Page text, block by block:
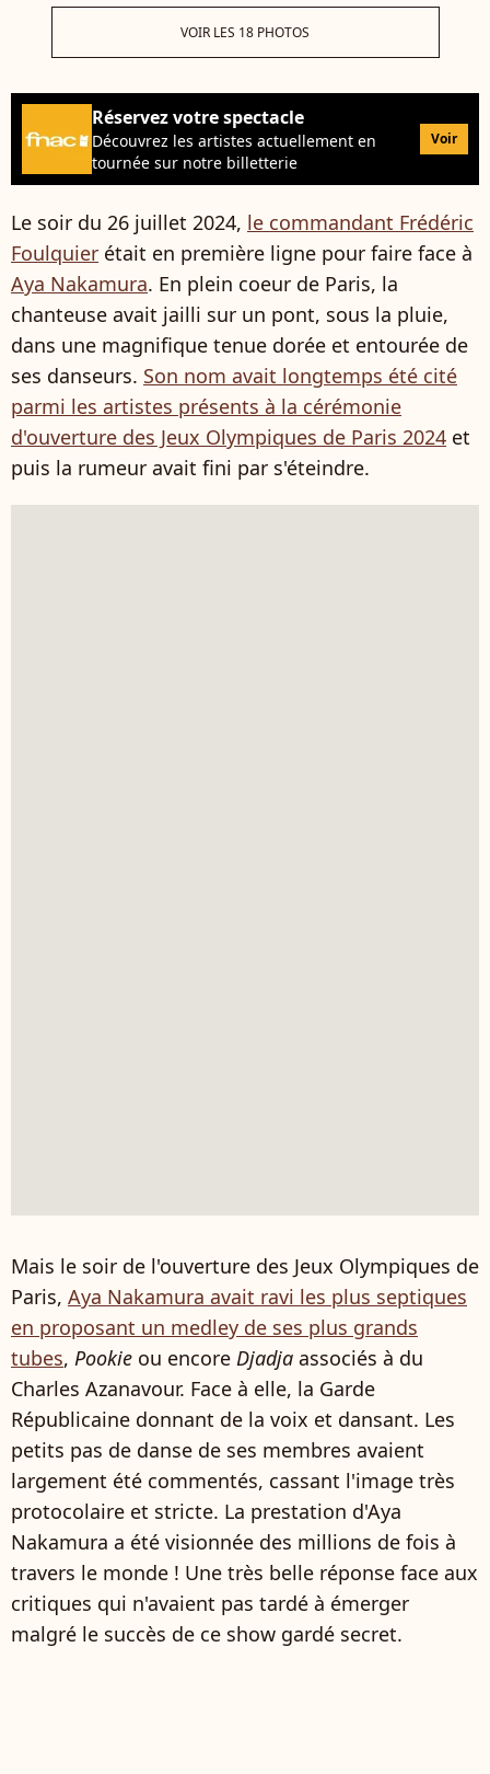
VOIR LES 18 PHOTOS
Réservez votre spectacle
Découvrez les artistes actuellement en
tournée sur notre billetterie
Voir
Le soir du 26 juillet 2024, le commandant Frédéric
Foulquier était en première ligne pour faire face à
Aya Nakamura. En plein coeur de Paris, la
chanteuse avait jailli sur un pont, sous la pluie,
dans une magnifique tenue dorée et entourée de
ses danseurs. Son nom avait longtemps été cité
parmi les artistes présents à la cérémonie
d'ouverture des Jeux Olympiques de Paris 2024 et
puis la rumeur avait fini par s'éteindre.
Mais le soir de l'ouverture des Jeux Olympiques de
Paris, Aya Nakamura avait ravi les plus septiques
en proposant un medley de ses plus grands
tubes, Pookie ou encore Djadja associés à du
Charles Azanavour. Face à elle, la Garde
Républicaine donnant de la voix et dansant. Les
petits pas de danse de ses membres avaient
largement été commentés, cassant l'image très
protocolaire et stricte. La prestation d'Aya
Nakamura a été visionnée des millions de fois à
travers le monde ! Une très belle réponse face aux
critiques qui n'avaient pas tardé à émerger
malgré le succès de ce show gardé secret.